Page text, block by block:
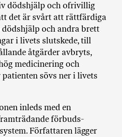
a
n
k
e
dödshjälp och ofrivillig
det är svårt att rättfärdiga
och andra brett
i livets slutskede, till
åtgärder avbryts,
medicinering och
sövs ner i livets
inleds med en
förbuds-
Författaren lägger